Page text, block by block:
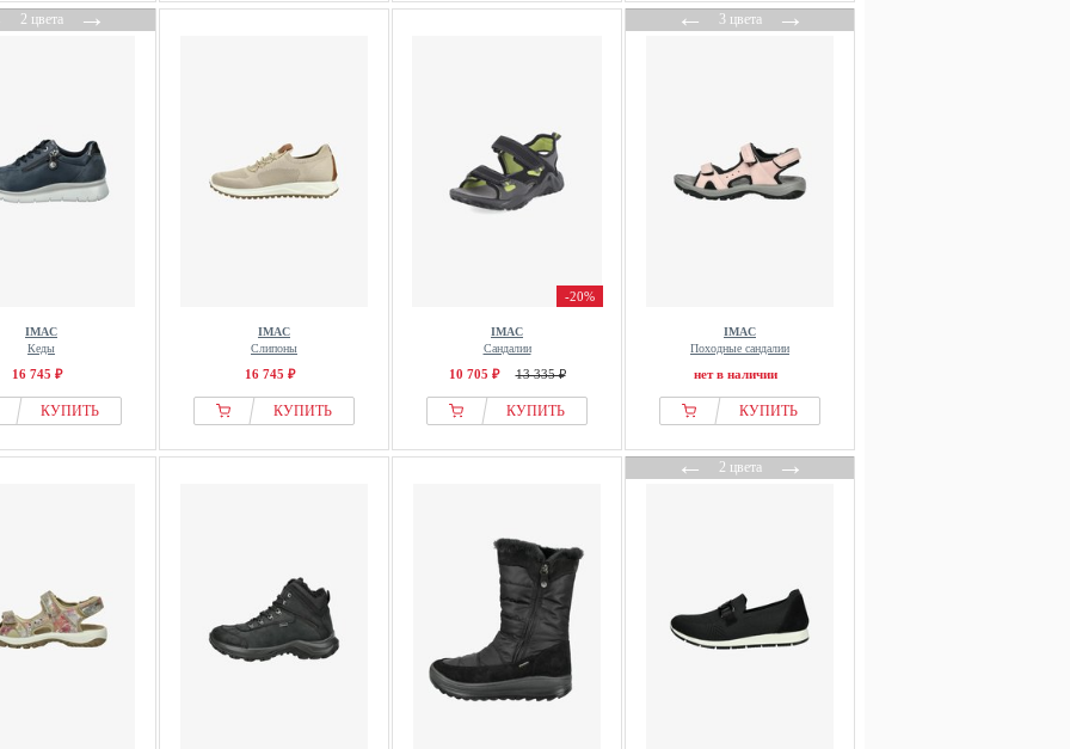
2 цвета→
IMAC
Кеды
16 745 ₽
КУПИТЬ
IMAC
Слипоны
16 745 ₽
КУПИТЬ
-20%
IMAC
Сандалии
10 705 ₽ 13 335 ₽
КУПИТЬ
←3 цвета→
IMAC
Походные сандалии
нет в наличии
КУПИТЬ
←2 цвета→